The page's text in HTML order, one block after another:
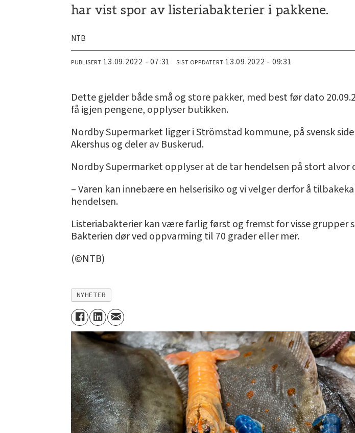
har vist spor av listeriabakterier i pakkene.
NTB
PUBLISERT 13.09.2022 - 07:31 SIST OPPDATERT 13.09.2022 - 09:31
­Dette gjelder både små og store pakker, med best før dato
få igjen pengene, opplyser butikken.
Nordby Supermarket ligger i Strömstad kommune, på svensk
Akershus og deler av Buskerud.
Nordby Supermarket opplyser at de tar hendelsen på stort
– Varen kan innebære en helserisiko og vi velger derfor å
hendelsen.
Listeriabakterier kan være farlig først og fremst for visse
Bakterien dør ved oppvarming til 70 grader eller mer.
(©NTB)
NYHETER